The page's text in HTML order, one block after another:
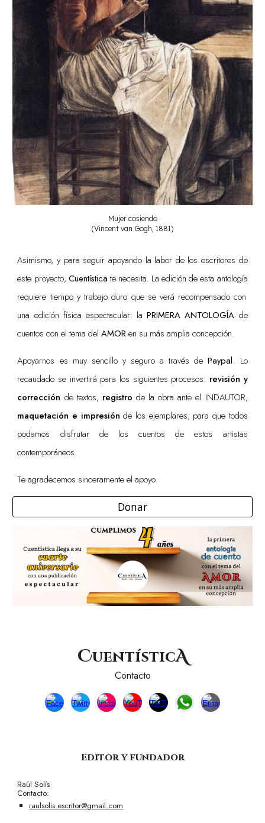
Mujer cosiendo
(Vincent van Gogh, 1881)
Asimismo, y para seguir apoyandola labor de los escritores de
este proyecto, Cuentística te necesita. La edición de esta antología
requiere tiempo y trabajo duro que se verá recompensado con
una edición física espectacular: laPRIMERA ANTOLOGÍA de
cuentos con el tema delAMORen su más amplia concepción.
Apoyarnos es muy sencillo y seguro a través dePaypal. Lo
recaudado se invertirá para los siguientes procesos: revisión y
corrección de textos, registro de la obra ante el INDAUTOR,
maquetación e impresión de los ejemplares, para que todos
podamos disfrutar de los cuentos de estos artistas
contemporáneos.
Te agradecemos sinceramente el apoyo.
Donar
CuentísticA
Contacto
Editor y fundador
Raúl Solís
Contacto:
raulsolis.escritor@gmail.com